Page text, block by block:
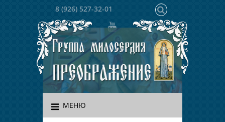
8 (926) 527-32-01
МЕНЮ